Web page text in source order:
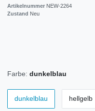
Artikelnummer NEW-2264
Zustand Neu
Farbe: dunkelblau
dunkelblau hellgelb